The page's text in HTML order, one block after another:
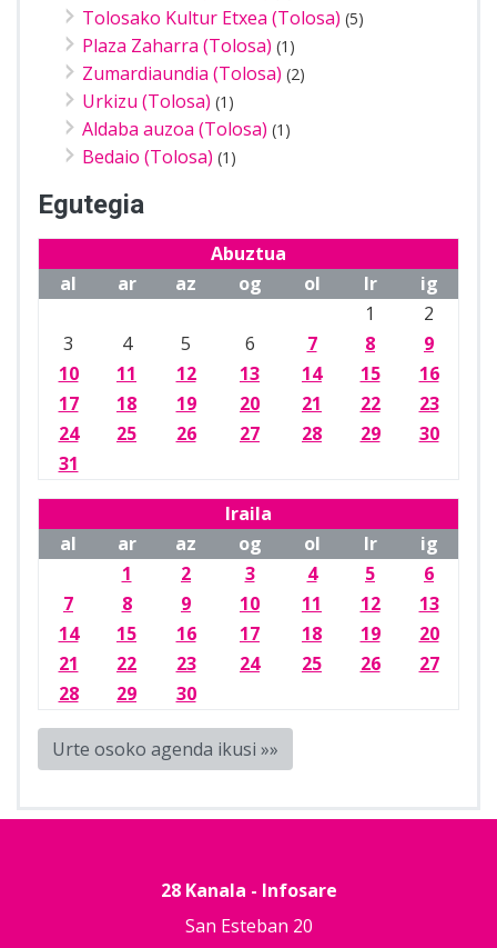
Tolosako Kultur Etxea (Tolosa) (5)
Plaza Zaharra (Tolosa) (1)
Zumardiaundia (Tolosa) (2)
Urkizu (Tolosa) (1)
Aldaba auzoa (Tolosa) (1)
Bedaio (Tolosa) (1)
Egutegia
Abuztua
al
ar az og ol lr
ig
1
2
3
4 5 6 7 8
9
10
11 12 13 14 15
16
17
18 19 20 21 22
23
24
25 26 27 28 29
30
31
Iraila
al
ar az og ol lr
ig
1
2 3 4 5
6
7
8 9 10 11 12
13
14
15 16 17 18 19
20
21
22 23 24 25 26
27
28
29 30
Urte osoko agenda ikusi »»
28 Kanala - Infosare
San Esteban 20